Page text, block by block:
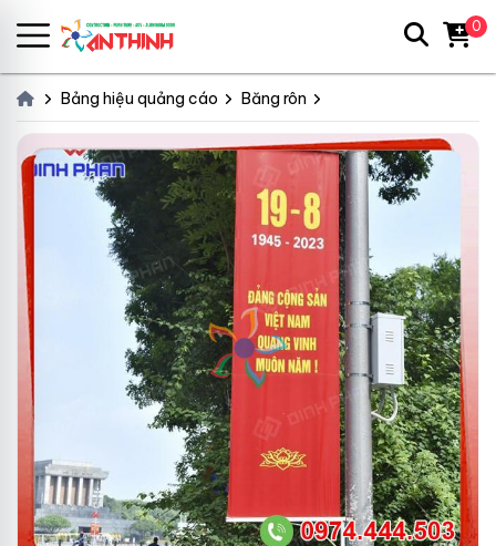
Bảng hiệu quảng cáo Băng rôn
0